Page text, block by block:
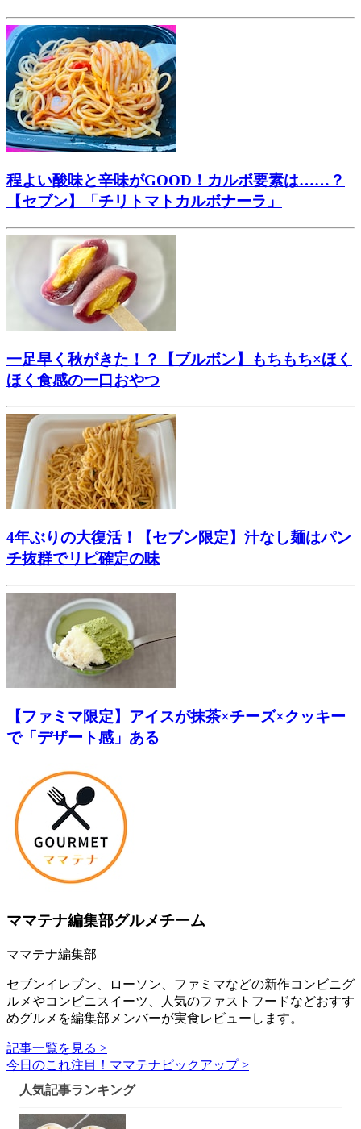
程よい酸味と辛味がGOOD！カルボ要素は……？
【セブン】「チリトマトカルボナーラ」
一足早く秋がきた！？【ブルボン】もちもち×ほく
ほく食感の一口おやつ
4年ぶりの大復活！【セブン限定】汁なし麺はパン
チ抜群でリピ確定の味
【ファミマ限定】アイスが抹茶×チーズ×クッキー
で「デザート感」ある
ママテナ編集部グルメチーム
ママテナ編集部
セブンイレブン、ローソン、ファミマなどの新作コンビニグ
ルメやコンビニスイーツ、人気のファストフードなどおすす
めグルメを編集部メンバーが実食レビューします。
記事一覧を見る >
今日のこれ注目！ママテナピックアップ >
人気記事ランキング